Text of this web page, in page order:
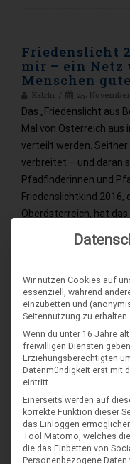
Friedenslicht
mir – ein Netz
Menschen
Katrin 25.
Das „Friedenslicht aus
Mal von Österreich
verteilt werden. Seither
verbreitet – und daran
Pfadfinderinnen und
Friedenslichtkind 2016,
Oberösterreich, hat
von Tel Aviv nach…
SCHLAGWORT-SUCHE
Wir nutzen Cookies auf
essenziell, während
einzubetten und
Seitennutzung zu erhalten.
Wenn du unter 16 Jahre
freiwilligen Diensten
Erziehungsberechtigten
Datenmündigkeit erst mit
eintritt.
Einerseits werden auf
korrekte Funktion dieser
das Einloggen
Tool Matomo, welches
die das Einbetten von
Personenbezogene